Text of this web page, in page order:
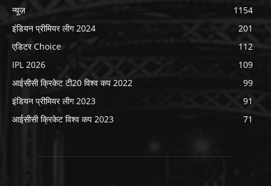
न्यूज़
1154
इंडियन प्रीमियर लीग 2024
201
एडिटर Choice
112
IPL 2026
109
आईसीसी क्रिकेट टी20 विश्व कप 2022
99
इंडियन प्रीमियर लीग 2023
91
आईसीसी क्रिकेट विश्व कप 2023
71